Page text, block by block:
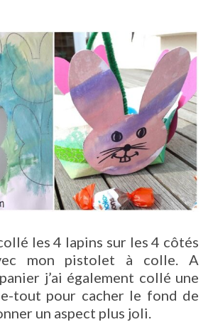
les 4 lapins sur les 4 côtés
mon pistolet à colle. A
j’ai également collé une
tout pour cacher le fond de
un aspect plus joli.